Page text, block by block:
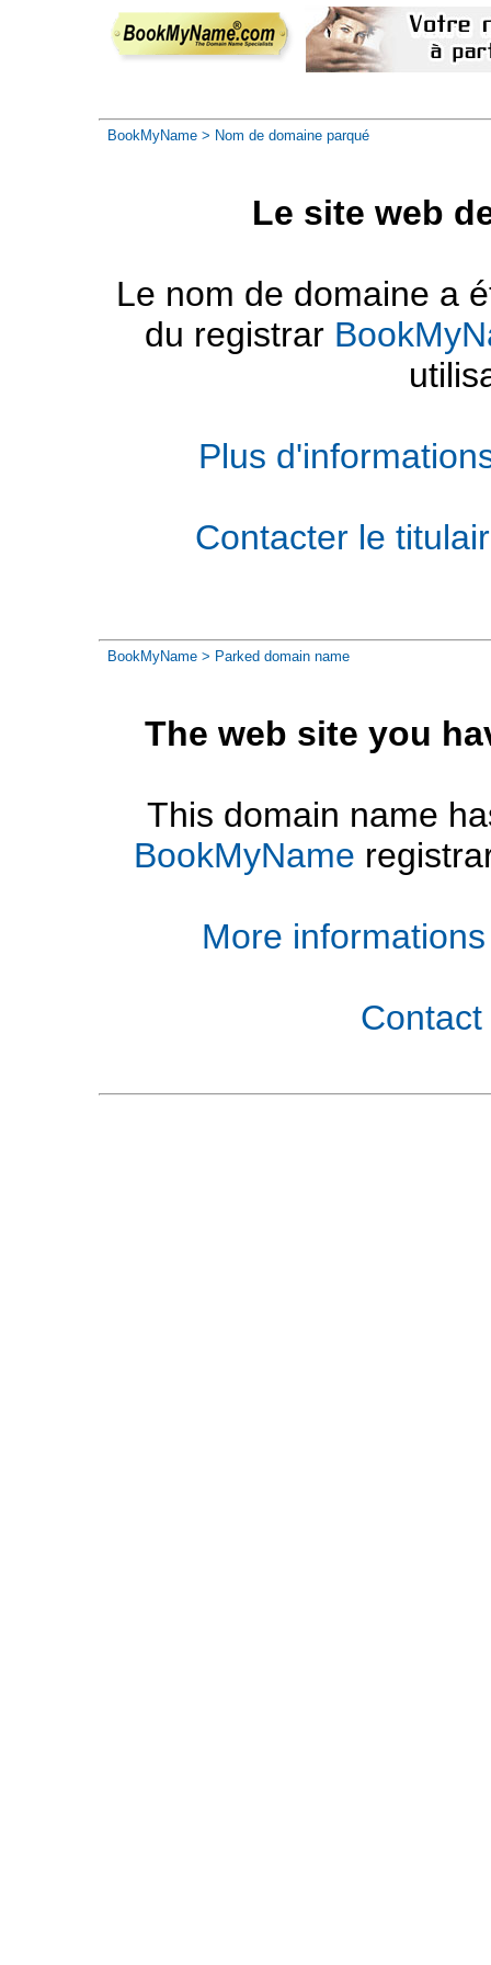
BookMyName > Nom de domaine parqué
Le site web
Le nom de domaine a
du registrar
Plus
Contacter le
BookMyName > Parked domain name
The web site you
This domain name
BookMyName
More